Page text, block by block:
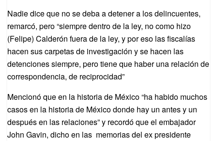
Nadie dice que no se deba a detener a los delincuentes,
remarcó, pero “siempre dentro de la ley, no como hizo
(Felipe) Calderón fuera de la ley, y por eso las fiscalías
hacen sus carpetas de investigación y se hacen las
detenciones siempre, pero tiene que haber una relación de
correspondencia, de reciprocidad”
Mencionó que en la historia de México “ha habido muchos
casos en la historia de México donde hay un antes y un
después en las relaciones” y recordó que el embajador
John Gavin, dicho en las memorias del ex presidente